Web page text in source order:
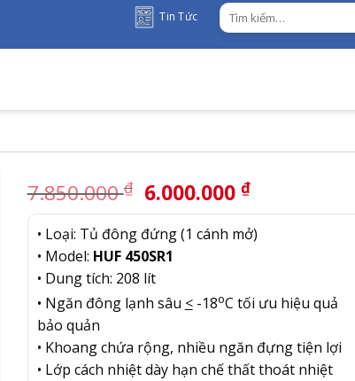
Tin Tức
Tìm
kiếm:
7.850.000₫ Giá
gốc
là:
7.850.000 ₫.
6.000.000₫
hiện
tại
• Loại: Tủ đông đứng (1 cánh mở)
• Model: HUF 450SR1
• Dung tích: 208 lít
• Ngăn đông lạnh sâu <-18oC tối ưu hiệu quả
bảo quản
• Khoang chứa rộng, nhiều ngăn đựng tiện lợi
• Lớp cách nhiệt dày hạn chế thất thoát nhiệt